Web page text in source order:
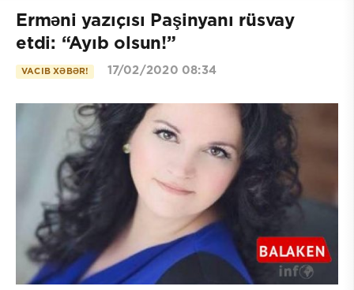
Erməni yazıçısı Paşinyanı rüsvay
etdi: “Ayıb olsun!”
VACIB XƏBƏR! 17/02/2020 08:34